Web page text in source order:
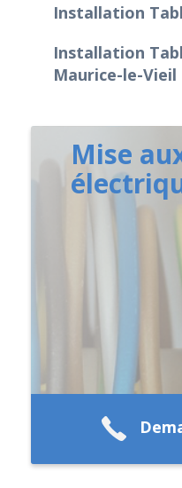
Installation
Installation
Maurice-le-Vieil
Mise